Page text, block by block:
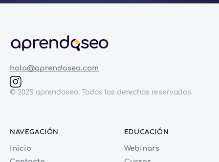
hola@aprendoseo.com
© 2025 aprendoseo. Todos los derechos reservados.
NAVEGACIÓN
Inicio
EDUCACIÓN
Webinars